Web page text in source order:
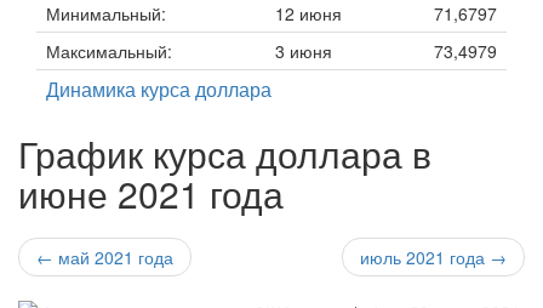
Минимальный:
12 июня
71,6797
Максимальный:
3 июня 73,4979
Динамика курса доллара
График курса доллара в
июне 2021 года
← май 2021 года июль 2021 года →